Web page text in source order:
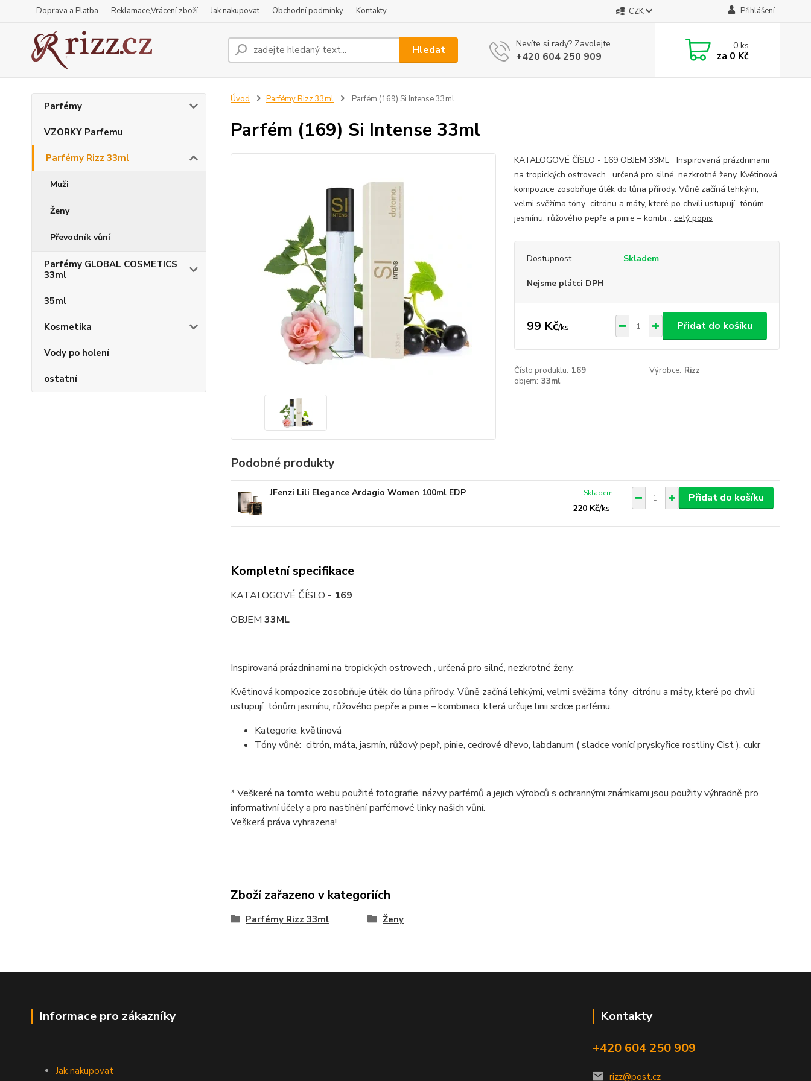
Doprava a Platba Reklamace,Vrácení zboží Jak nakupovat Obchodní podmínky Kontakty CZK Přihlášení
Hledat Nevíte si rady? Zavolejte.
+420 604 250 909
0ks
za 0 Kč
Parfémy
VZORKY Parfemu
Parfémy Rizz 33ml
Muži
Ženy
Převodník vůní
Parfémy GLOBAL COSMETICS
33ml
35ml
Kosmetika
Vody po holení
ostatní
Úvod Parfémy Rizz 33ml Parfém (169) Si Intense 33ml
Parfém (169) Si Intense 33ml
KATALOGOVÉ ČÍSLO - 169 OBJEM 33ML Inspirovaná prázdninami
na tropických ostrovech , určená pro silné, nezkrotné ženy. Květinová
kompozice zosobňuje útěk do lůna přírody. Vůně začíná lehkými,
velmi svěžíma tóny citrónu a máty, které po chvíli ustupují tónům
jasmínu, růžového pepře a pinie – kombi... celý popis
Dostupnost Skladem
Nejsme plátci DPH
99 Kč/ks Přidat do košíku
Číslo produktu: 169 Výrobce: Rizz
objem: 33ml
Podobné produkty
JFenzi Lili Elegance Ardagio Women 100ml EDP
220 Kč/ks
Skladem Přidat do košíku
Kompletní specifikace
KATALOGOVÉ ČÍSLO - 169
OBJEM 33ML
Inspirovaná prázdninami na tropických ostrovech , určená pro silné, nezkrotné ženy.
Květinová kompozice zosobňuje útěk do lůna přírody. Vůně začíná lehkými, velmi svěžíma tóny citrónu a máty, které po chvíli
ustupují tónům jasmínu, růžového pepře a pinie – kombinaci, která určuje linii srdce parfému.
Kategorie: květinová
Tóny vůně: citrón, máta, jasmín, růžový pepř, pinie, cedrové dřevo, labdanum ( sladce vonící pryskyřice rostliny Cist ), cukr
* Veškeré na tomto webu použité fotografie, názvy parfémů a jejich výrobců s ochrannými známkami jsou použity výhradně pro
informativní účely a pro nastínění parfémové linky našich vůní.
Veškerá práva vyhrazena!
Zboží zařazeno v kategoriích
Parfémy Rizz 33ml Ženy
Informace pro zákazníky
Jak nakupovat
Kontakty
+420 604 250 909
rizz@post.cz